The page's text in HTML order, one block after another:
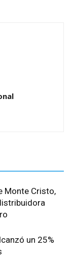
Monte Cristo,
un 25%